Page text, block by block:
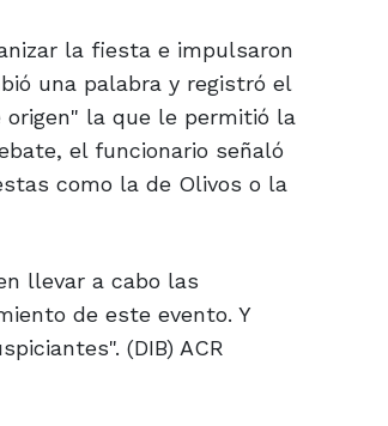
la fiesta e impulsaron
una palabra y registró el
origen" la que le permitió la
el funcionario señaló
como la de Olivos o la
llevar a cabo las
de este evento. Y
(DIB) ACR